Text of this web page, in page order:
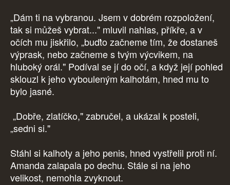
„Dám ti na vybranou. Jsem v dobrém rozpoložení,
tak si můžeš vybrat..." mluvil nahlas, příkře, a v
očích mu jiskřilo, „buďto začneme tím, že dostaneš
výprask, nebo začneme s tvým výcvikem, na
hluboký orál." Podíval se jí do očí, a když její pohled
sklouzl k jeho vybouleným kalhotám, hned mu to
bylo jasné.
„Dobře, zlatíčko," zabručel, a ukázal k posteli,
„sedni si."
Stáhl si kalhoty a jeho penis, hned vystřelil proti ní.
Amanda zalapala po dechu. Stále si na jeho
velikost, nemohla zvyknout.